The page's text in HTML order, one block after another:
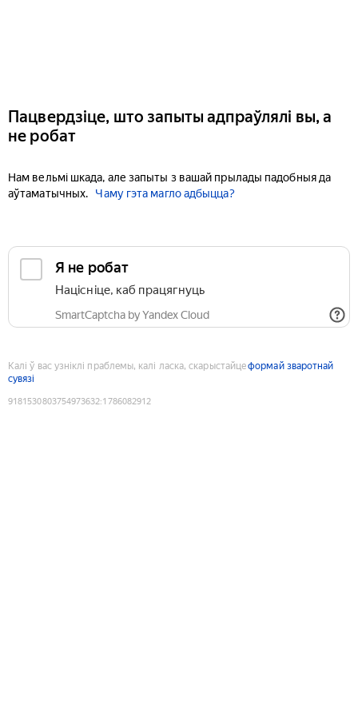
Пацвердзіце, што запыты адпраўлялі вы, а
не робат
Нам вельмі шкада, але запыты з вашай прылады падобныя да
аўтаматычных.
Чаму гэта магло адбыцца?
Я не робат
Націсніце, каб працягнуць
SmartCaptcha by Yandex Cloud
Калі ў вас узніклі праблемы, калі ласка, скарыстайцеформай зваротнай
сувязі
9181530803754973632:1786082912